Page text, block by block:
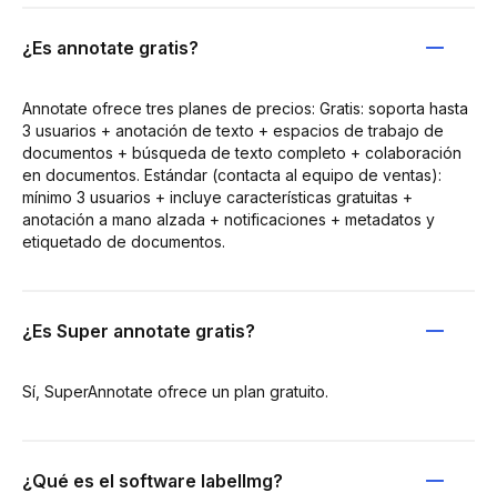
¿Es annotate gratis?
Annotate ofrece tres planes de precios: Gratis: soporta hasta
3 usuarios + anotación de texto + espacios de trabajo de
documentos + búsqueda de texto completo + colaboración
en documentos. Estándar (contacta al equipo de ventas):
mínimo 3 usuarios + incluye características gratuitas +
anotación a mano alzada + notificaciones + metadatos y
etiquetado de documentos.
¿Es Super annotate gratis?
Sí, SuperAnnotate ofrece un plan gratuito.
¿Qué es el software labelImg?